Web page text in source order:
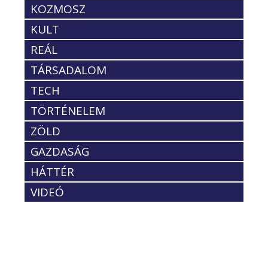
KOZMOSZ
KULT
REÁL
TÁRSADALOM
TECH
TÖRTÉNELEM
ZÖLD
GAZDASÁG
HÁTTÉR
VIDEÓ